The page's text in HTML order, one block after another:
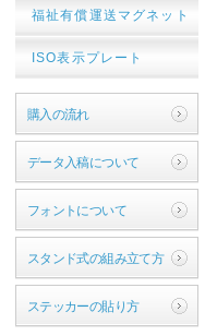
福祉有償運送マグネット
ISO表示プレート
購入の流れ
データ入稿について
フォントについて
スタンド式の組み立て方
ステッカーの貼り方